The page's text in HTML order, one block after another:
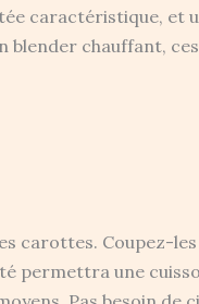
caractéristique, et
blender chauffant,
carottes. Coupez-
permettra une